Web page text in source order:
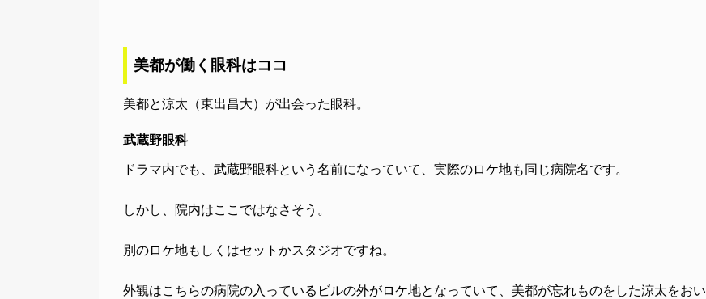
美都が働く眼科はココ
美都と涼太（東出昌大）が出会った眼科。
武蔵野眼科
ドラマ内でも、武蔵野眼科という名前になっていて、実際のロケ地も同じ病院名です。
しかし、院内はここではなさそう。
別のロケ地もしくはセットかスタジオですね。
外観はこちらの病院の入っているビルの外がロケ地となっていて、美都が忘れものをした涼太をおい